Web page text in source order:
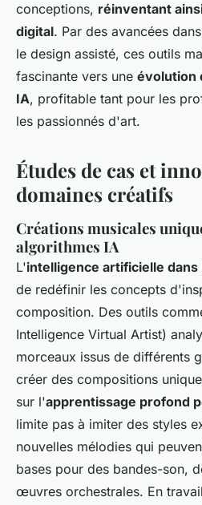
conceptions, réinventant
digital. Par des avancées
le design assisté, ces outils
fascinante vers une évolution
IA, profitable tant pour les
les passionnés d'art.
Études de cas et
domaines créatifs
Créations musicales
algorithmes IA
L'intelligence artificielle dans
de redéfinir les concepts
composition. Des outils
Intelligence Virtual Artist)
morceaux issus de différents
créer des compositions
sur l'apprentissage profond
limite pas à imiter des styles
nouvelles mélodies qui
bases pour des bandes-son,
œuvres orchestrales. En